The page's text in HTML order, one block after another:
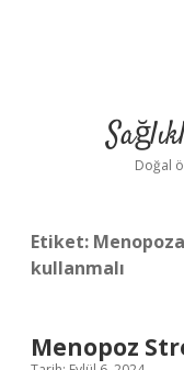
Doğal
Etiket:
kullanmalı
Menopoz